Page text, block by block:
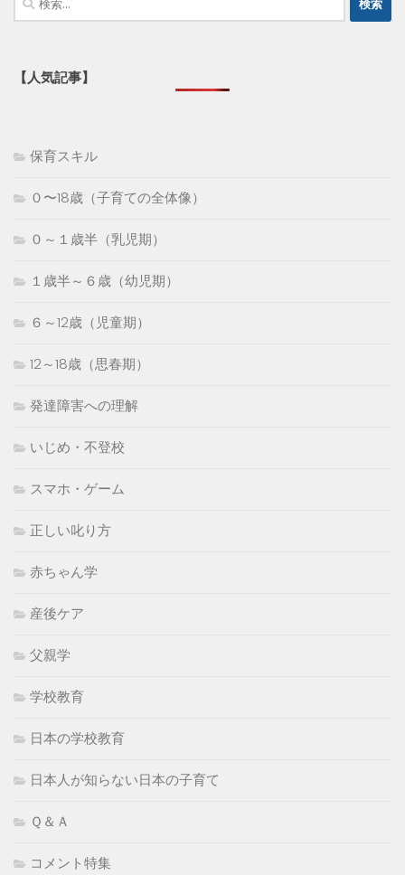
索:
【人気記事】
保育スキル
０〜18歳（子育ての全体像）
０～１歳半（乳児期）
１歳半～６歳（幼児期）
６～12歳（児童期）
12～18歳（思春期）
発達障害への理解
いじめ・不登校
スマホ・ゲーム
正しい叱り方
赤ちゃん学
産後ケア
父親学
学校教育
日本の学校教育
日本人が知らない日本の子育て
Ｑ＆Ａ
コメント特集